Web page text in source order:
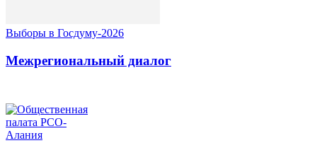
Выборы в Госдуму-2026
Межрегиональный диалог